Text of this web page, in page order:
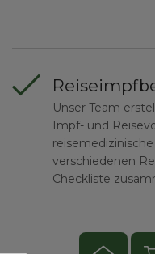
Unser Team
Impf- und
verschiedenen
Checkliste